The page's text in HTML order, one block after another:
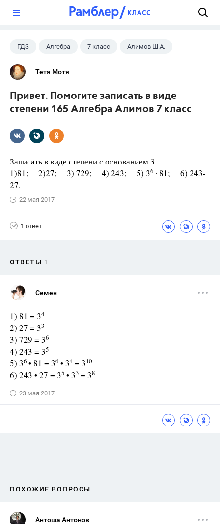
ГДЗ Алгебра 7 класс Алимов Ш.А.
Тетя Мотя
Привет. Помогите записать в виде
степени 165 Алгебра Алимов 7 класс
Записать в виде степени с основанием 3
1)81; 2)27; 3) 729; 4) 243; 5) 36 ∙ 81; 6) 243-
27.
22 мая 2017
1 ответ
ОТВЕТЫ 1
Семен
1) 81 = 34
2) 27 = 33
3) 729 = 36
4) 243 = 35
5) 36 • 81 = 36 • 34 = 310
6) 243 • 27 = 35 • 33 = 38
23 мая 2017
ПОХОЖИЕ ВОПРОСЫ
Антоша Антонов